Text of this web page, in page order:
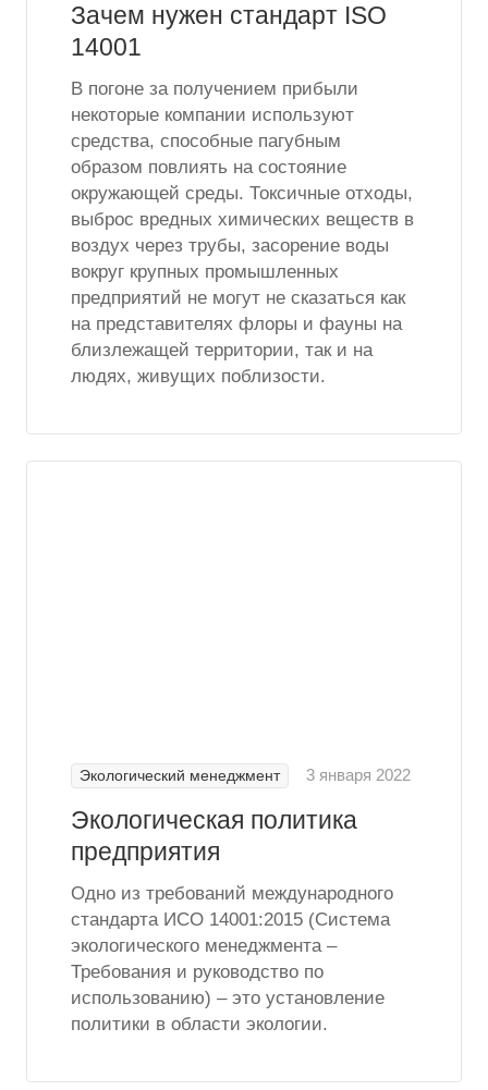
Зачем нужен стандарт ISO
14001
В погоне за получением прибыли
некоторые компании используют
средства, способные пагубным
образом повлиять на состояние
окружающей среды. Токсичные отходы,
выброс вредных химических веществ в
воздух через трубы, засорение воды
вокруг крупных промышленных
предприятий не могут не сказаться как
на представителях флоры и фауны на
близлежащей территории, так и на
людях, живущих поблизости.
Экологический менеджмент 3 января 2022
Экологическая политика
предприятия
Одно из требований международного
стандарта ИСО 14001:2015 (Система
экологического менеджмента –
Требования и руководство по
использованию) – это установление
политики в области экологии.